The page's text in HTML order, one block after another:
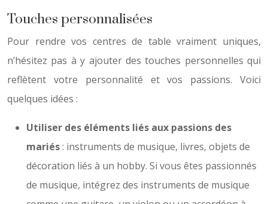
Touches personnalisées
Pour rendre vos centres de table vraiment uniques,
n’hésitez pas à y ajouter des touches personnelles qui
reflètent votre personnalité et vos passions. Voici
quelques idées :
Utiliser des éléments liés aux passions des
mariés: instruments de musique, livres, objets de
décoration liés à un hobby. Si vous êtes passionnés
de musique, intégrez des instruments de musique